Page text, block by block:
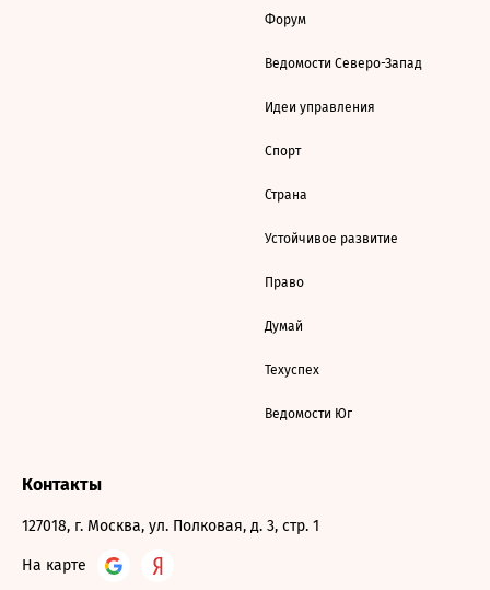
Форум
Ведомости Северо-Запад
Идеи управления
Спорт
Страна
Устойчивое развитие
Право
Думай
Техуспех
Ведомости Юг
Контакты
127018, г. Москва, ул. Полковая, д. 3, стр. 1
На карте